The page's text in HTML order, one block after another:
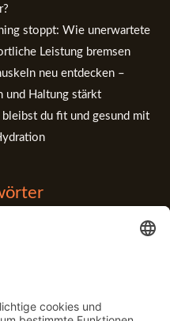
stoppt: Wie unerwartete
Leistung bremsen
neu entdecken –
und Haltung stärkt
bleibst du fit und gesund mit
Marketing Medizin